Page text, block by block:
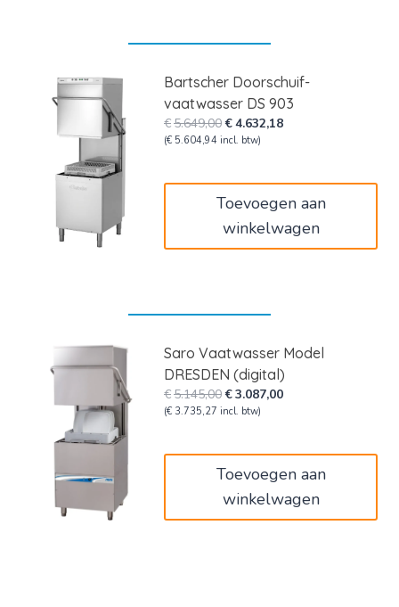
Bartscher Doorschuif-
vaatwasser DS 903
€5.649,00Oorspronkelijke
prijs
€5.649,00.
€4.632,18Huidige
€4.632,18.
(€ 5.604,94 incl. btw)
Toevoegen aan
winkelwagen
Saro Vaatwasser Model
DRESDEN (digital)
€5.145,00Oorspronkelijke
prijs
€5.145,00.
€3.087,00Huidige
€3.087,00.
(€ 3.735,27 incl. btw)
Toevoegen aan
winkelwagen